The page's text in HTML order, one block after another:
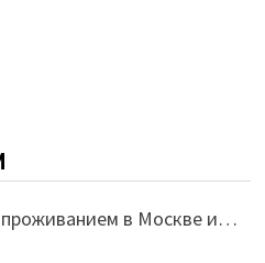
в Москве и…